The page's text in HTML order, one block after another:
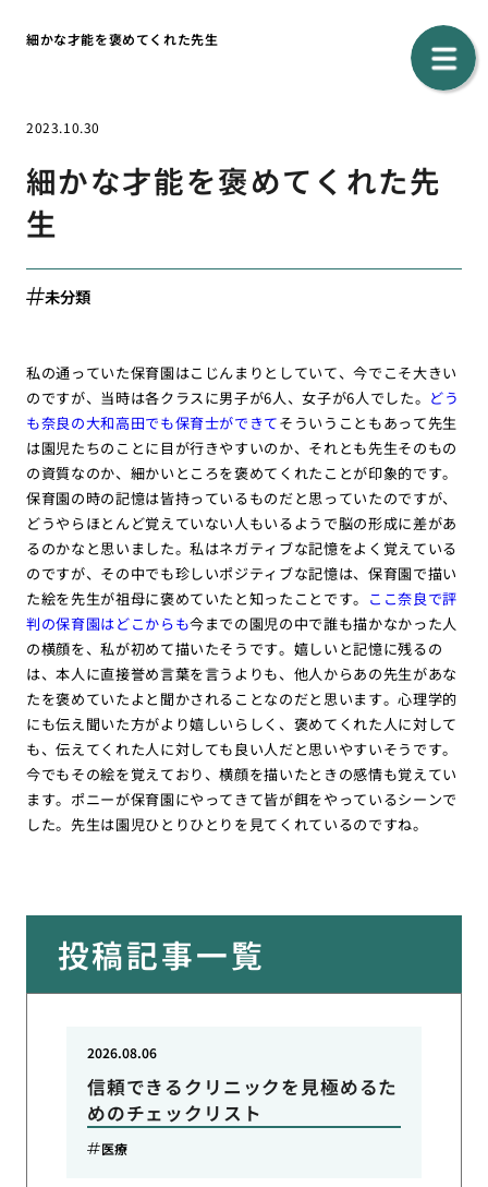
細かな才能を褒めてくれた先生
2023.10.30
細かな才能を褒めてくれた先
生
未分類
私の通っていた保育園はこじんまりとしていて、今でこそ大きい
のですが、当時は各クラスに男子が6人、女子が6人でした。 どう
も奈良の大和高田でも保育士ができてそういうこともあって先生
は園児たちのことに目が行きやすいのか、それとも先生そのもの
の資質なのか、細かいところを褒めてくれたことが印象的です。
保育園の時の記憶は皆持っているものだと思っていたのですが、
どうやらほとんど覚えていない人もいるようで脳の形成に差があ
るのかなと思いました。私はネガティブな記憶をよく覚えている
のですが、その中でも珍しいポジティブな記憶は、保育園で描い
た絵を先生が祖母に褒めていたと知ったことです。 ここ奈良で評
判の保育園はどこからも今までの園児の中で誰も描かなかった人
の横顔を、私が初めて描いたそうです。嬉しいと記憶に残るの
は、本人に直接誉め言葉を言うよりも、他人からあの先生があな
たを褒めていたよと聞かされることなのだと思います。心理学的
にも伝え聞いた方がより嬉しいらしく、褒めてくれた人に対して
も、伝えてくれた人に対しても良い人だと思いやすいそうです。
今でもその絵を覚えており、横顔を描いたときの感情も覚えてい
ます。ポニーが保育園にやってきて皆が餌をやっているシーンで
した。先生は園児ひとりひとりを見てくれているのですね。
投稿記事一覧
信頼できるクリニックを見極めるた
めのチェックリスト
2026.08.06
医療